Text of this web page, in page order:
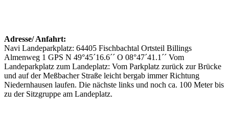
Adresse/ Anfahrt:
Navi Landeparkplatz: 64405 Fischbachtal Ortsteil Billings
Almenweg 1 GPS N 49°45´16.6´´ O 08°47´41.1´´ Vom
Landeparkplatz zum Landeplatz: Vom Parkplatz zurück zur Brücke
und auf der Meßbacher Straße leicht bergab immer Richtung
Niedernhausen laufen. Die nächste links und noch ca. 100 Meter bis
zu der Sitzgruppe am Landeplatz.